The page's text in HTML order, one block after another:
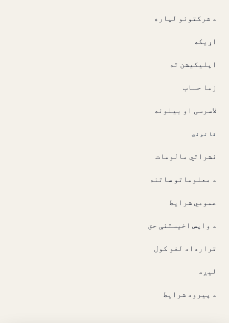
د شرکتونو لپاره
اړیکه
اپلیکیشن ته
زما حساب
لاسرسی او بیلونه
قانوني
نشراتي مالومات
د معلوماتو ساتنه
عمومي شرایط
د واپس اخیستنې حق
قرارداد لغو کول
لیږد
د پیرود شرایط